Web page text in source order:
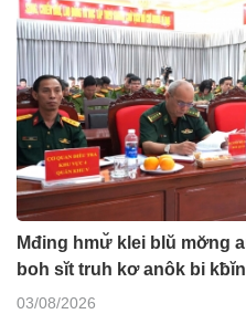
Mđing hmư̆ klei blŭ mơ̆ng
boh sĭt truh kơ anôk bi kƀĭn
03/08/2026